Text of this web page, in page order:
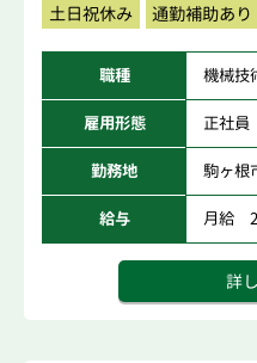
土日祝休み 通勤補助あり
職種 機械技
雇用形態 正社員
勤務地 駒ヶ根
給与 月給
詳